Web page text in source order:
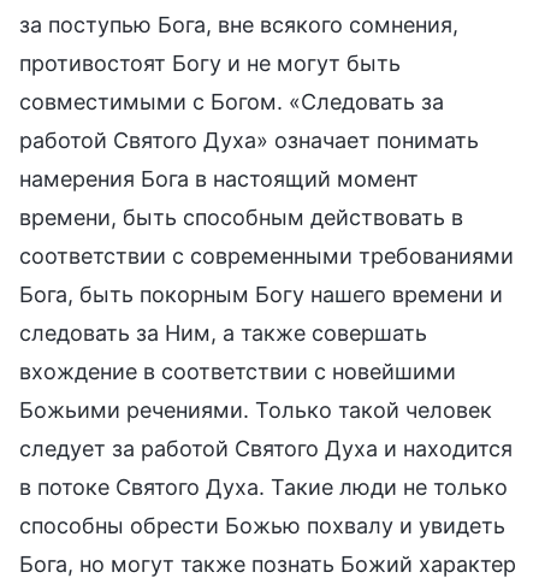
за поступью Бога, вне всякого сомнения,
противостоят Богу и не могут быть
совместимыми с Богом. «Следовать за
работой Святого Духа» означает понимать
намерения Бога в настоящий момент
времени, быть способным действовать в
соответствии с современными требованиями
Бога, быть покорным Богу нашего времени и
следовать за Ним, а также совершать
вхождение в соответствии с новейшими
Божьими речениями. Только такой человек
следует за работой Святого Духа и находится
в потоке Святого Духа. Такие люди не только
способны обрести Божью похвалу и увидеть
Бога, но могут также познать Божий характер